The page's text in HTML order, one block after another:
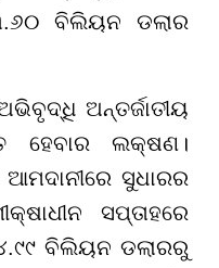
ବିଲିୟନ ଡଲାର
ଅନ୍ତର୍ଜାତୀୟ
ହେବାର ଲକ୍ଷଣ।
ସୁଧାରର
ସପ୍ତାହରେ
ବିଲିୟନ ଡଲାରରୁ